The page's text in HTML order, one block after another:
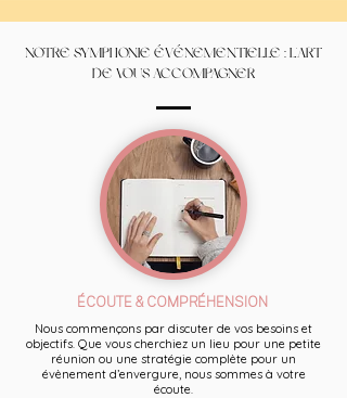
NOTRE SYMPHONIE ÉVÉNEMENTIELLE : L'ART
DE VOUS ACCOMPAGNER
ÉCOUTE & COMPRÉHENSION
Nous commençons par discuter de vos besoins et
objectifs. Que vous cherchiez un lieu pour une petite
réunion ou une stratégie complète pour un
évènement d’envergure, nous sommes à votre
écoute.